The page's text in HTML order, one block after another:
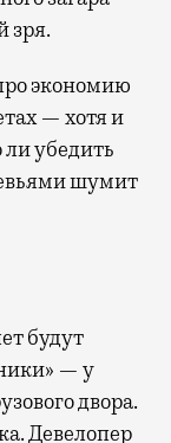
зря.
экономию
— хотя и
убедить
шумит
будут
— у
двора.
Девелопер